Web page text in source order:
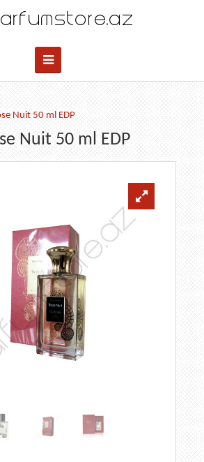
Nuit 50 ml EDP
Nuit 50 ml EDP